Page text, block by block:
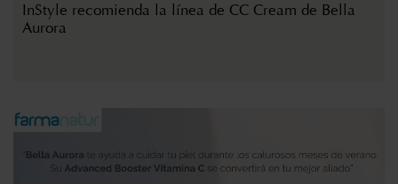
InStyle recomienda la línea de CC Cream de Bella
Aurora